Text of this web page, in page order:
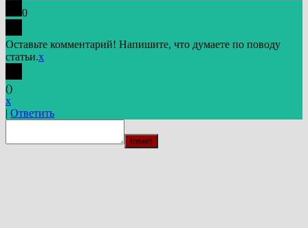
0
Оставьте комментарий! Напишите, что думаете по поводу
статьи.x
()
x
| Ответить
Insert